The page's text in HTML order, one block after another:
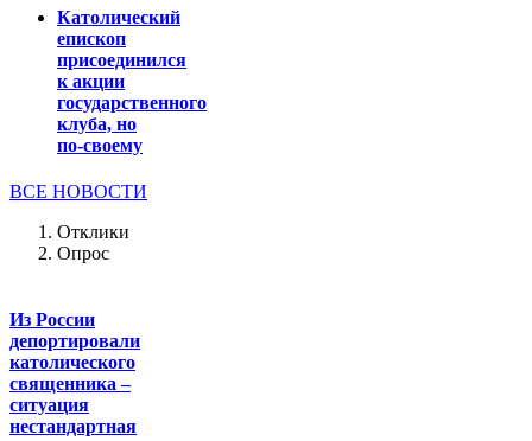
Католический
епископ
присоединился
к акции
государственного
клуба, но
по-своему
ВСЕ НОВОСТИ
Отклики
Опрос
Из России
депортировали
католического
священника –
ситуация
нестандартная